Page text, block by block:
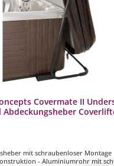
Covermate II
mit schraubenloser Montage
- Aluminiumrohr mit